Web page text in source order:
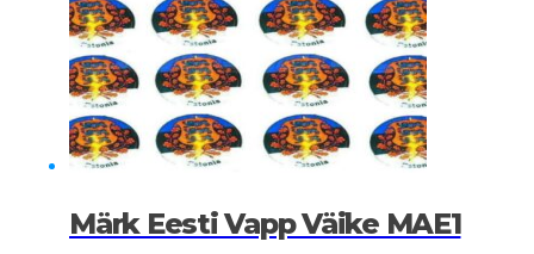
Märk Eesti Vapp Väike MAE1